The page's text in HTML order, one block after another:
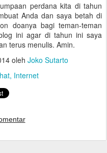
perdana kita di tahun
Anda dan saya betah di
doanya bagi teman-teman
ini agar di tahun ini saya
terus menulis. Amin.
oleh Joko Sutarto
Internet